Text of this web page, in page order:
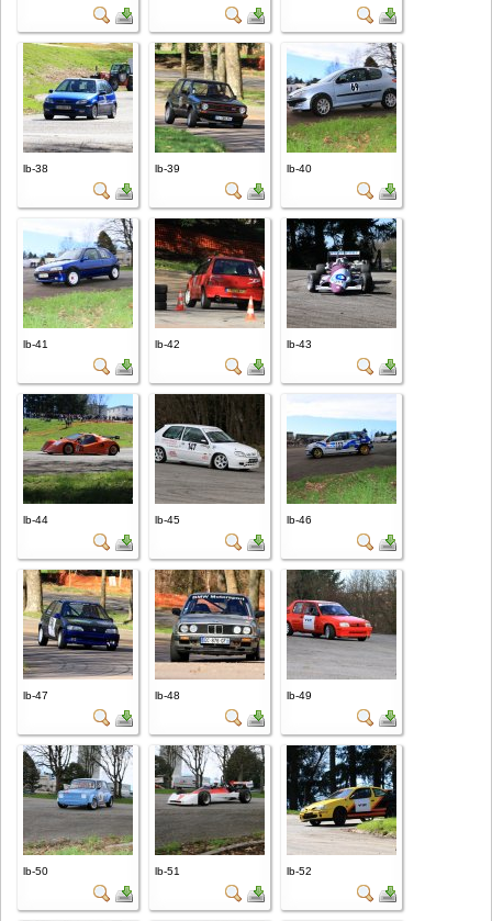
lb-38 lb-39 lb-40
lb-41 lb-42 lb-43
lb-44 lb-45 lb-46
lb-47 lb-48 lb-49
lb-50 lb-51 lb-52